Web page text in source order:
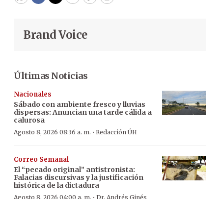
Brand Voice
Últimas Noticias
Nacionales
Sábado con ambiente fresco y lluvias
dispersas: Anuncian una tarde cálida a
calurosa
Agosto 8, 2026 08:36 a. m. · Redacción ÚH
Correo Semanal
El “pecado original” antistronista:
Falacias discursivas y la justificación
histórica de la dictadura
Agosto 8, 2026 04:00 a. m. Dr. Andrés Ginés